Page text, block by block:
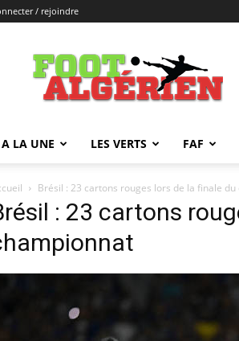
/ rejoindre
FOOTALGERIEN
A LA UNE LES VERTS FAF
Brésil : 23 cartons rouges lors de la finale
: 23 cartons